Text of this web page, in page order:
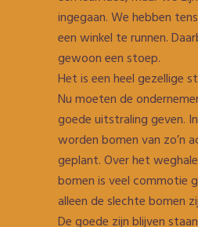
ingegaan. We hebben
een winkel te runnen.
gewoon een stoep.
Het is een heel gezellige
Nu moeten de
goede uitstraling geven.
worden bomen van zo’n
geplant. Over het
bomen is veel commotie
alleen de slechte bomen
De goede zijn blijven